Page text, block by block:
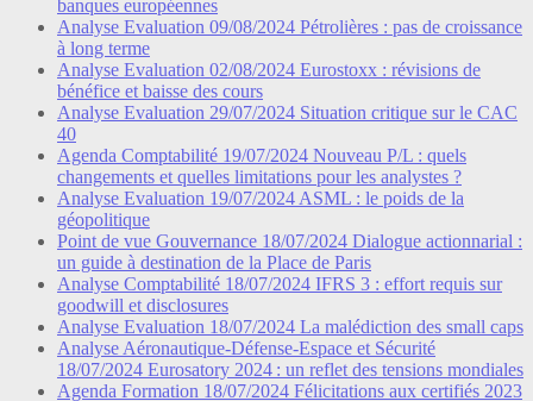
banques européennes
Analyse Evaluation 09/08/2024 Pétrolières : pas de croissance
à long terme
Analyse Evaluation 02/08/2024 Eurostoxx : révisions de
bénéfice et baisse des cours
Analyse Evaluation 29/07/2024 Situation critique sur le CAC
40
Agenda Comptabilité 19/07/2024 Nouveau P/L : quels
changements et quelles limitations pour les analystes ?
Analyse Evaluation 19/07/2024 ASML : le poids de la
géopolitique
Point de vue Gouvernance 18/07/2024 Dialogue actionnarial :
un guide à destination de la Place de Paris
Analyse Comptabilité 18/07/2024 IFRS 3 : effort requis sur
goodwill et disclosures
Analyse Evaluation 18/07/2024 La malédiction des small caps
Analyse Aéronautique-Défense-Espace et Sécurité
18/07/2024 Eurosatory 2024 : un reflet des tensions mondiales
Agenda Formation 18/07/2024 Félicitations aux certifiés 2023